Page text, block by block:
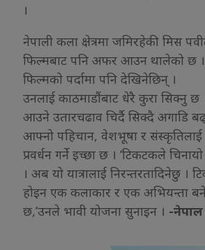
।
नेपाली कला क्षेत्रमा जमिरहेकी मिस
फिल्मबाट पनि अफर आउन थालेको छ ।
फिल्मको पर्दामा पनि देखिनेछिन् ।
उनलाई काठमाडौंबाट धेरै कुरा सिक्नु छ
आउने उतारचढाव चिर्दै सिक्दै अगाडि
आफ्नो पहिचान, वेशभूषा र
प्रवर्धन गर्ने इच्छा छ । ‘टिकटकले चिनायो
। अब यो यात्रालाई निरन्तरतादिनेछु ।
होइन एक कलाकार र एक अभियन्ता
छ,’उनले भावी योजना सुनाइन । -